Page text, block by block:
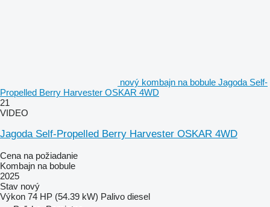
nový kombajn na bobule Jagoda Self-
Propelled Berry Harvester OSKAR 4WD
21
VIDEO
Jagoda Self-Propelled Berry Harvester OSKAR 4WD
Cena na požiadanie
Kombajn na bobule
2025
Stav nový
Výkon 74 HP (54.39 kW) Palivo diesel